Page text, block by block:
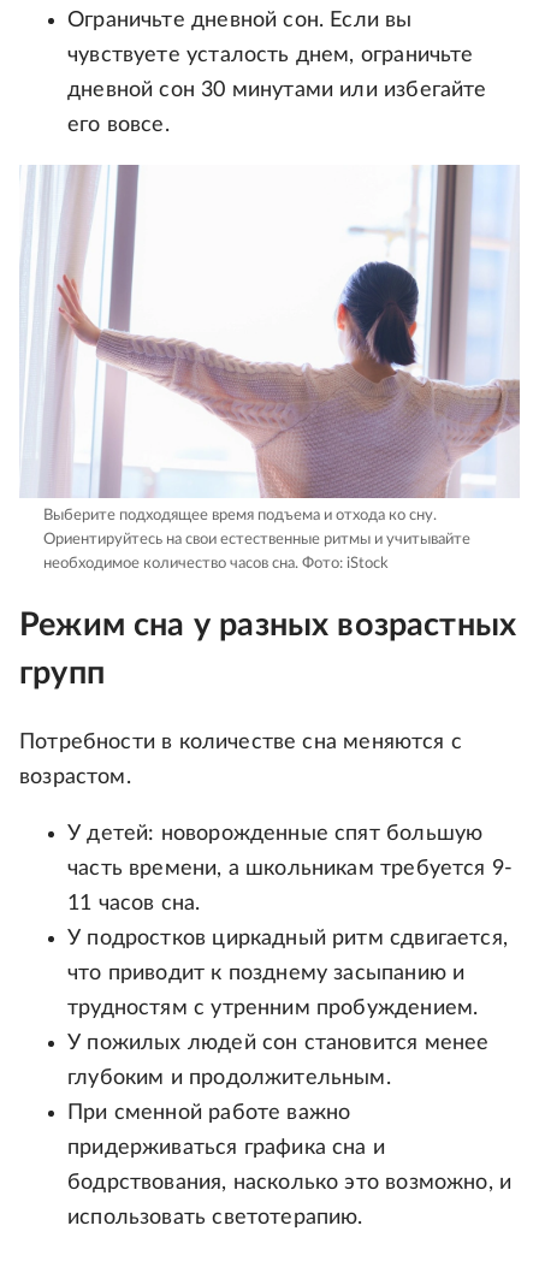
Ограничьте дневной сон. Если вы
чувствуете усталость днем, ограничьте
дневной сон 30 минутами или избегайте
его вовсе.
Выберите подходящее время подъема и отхода ко сну.
Ориентируйтесь на свои естественные ритмы и учитывайте
необходимое количество часов сна. Фото: iStock
Режим сна у разных возрастных
групп
Потребности в количестве сна меняются с
возрастом.
У детей: новорожденные спят большую
часть времени, а школьникам требуется 9-
11 часов сна.
У подростков циркадный ритм сдвигается,
что приводит к позднему засыпанию и
трудностям с утренним пробуждением.
У пожилых людей сон становится менее
глубоким и продолжительным.
При сменной работе важно
придерживаться графика сна и
бодрствования, насколько это возможно, и
использовать светотерапию.